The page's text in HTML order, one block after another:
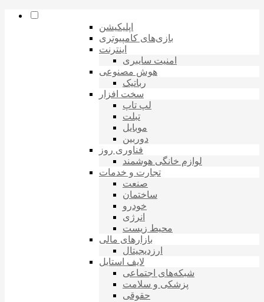
اپلیکیشن
بازی‌های کامپیوتری
اینترنت
امنیت سایبری
هوش مصنوعی
رباتیک
سخت افزار
لپ تاپ
تبلت
موبایل
دوربین
فناوری روز
لوازم خانگی هوشمند
تجارت و خدمات
صنعت
ساختمان
خودرو
انرژی
محیط زیست
بازارهای مالی
ارزدیجیتال
لایف استایل
شبکه‌های اجتماعی
پزشکی و سلامت
حقوقی